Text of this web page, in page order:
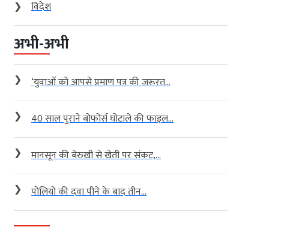
❯
विदेश
अभी-अभी
❯ ‘युवाओं को आपसे प्रमाण पत्र की जरूरत...
❯ 40 साल पुराने बोफोर्स घोटाले की फाइल...
❯ मानसून की बेरुखी से खेती पर संकट,...
❯ पोलियो की दवा पीने के बाद तीन...